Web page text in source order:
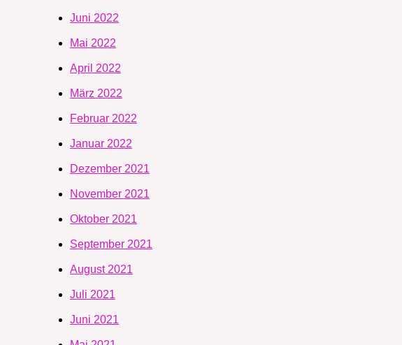
Juni 2022
Mai 2022
April 2022
März 2022
Februar 2022
Januar 2022
Dezember 2021
November 2021
Oktober 2021
September 2021
August 2021
Juli 2021
Juni 2021